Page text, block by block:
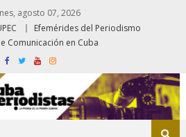
agosto 07, 2026
Efemérides del Periodismo
Comunicación en Cuba